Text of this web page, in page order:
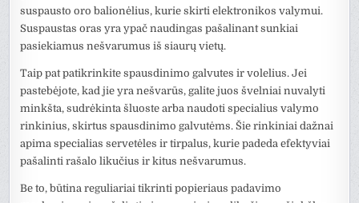
suspausto oro balionėlius, kurie skirti elektronikos valymui.
Suspaustas oras yra ypač naudingas pašalinant sunkiai
pasiekiamus nešvarumus iš siaurų vietų.
Taip pat patikrinkite spausdinimo galvutes ir volelius. Jei
pastebėjote, kad jie yra nešvarūs, galite juos švelniai nuvalyti
minkšta, sudrėkinta šluoste arba naudoti specialius valymo
rinkinius, skirtus spausdinimo galvutėms. Šie rinkiniai dažnai
apima specialias servetėles ir tirpalus, kurie padeda efektyviai
pašalinti rašalo likučius ir kitus nešvarumus.
Be to, būtina reguliariai tikrinti popieriaus padavimo